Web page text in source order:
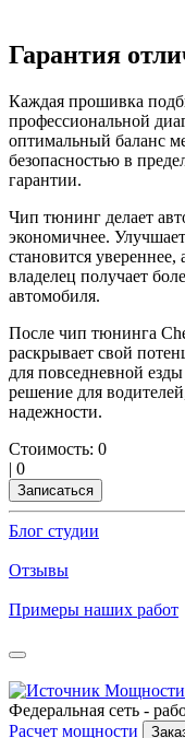
Гарантия
Каждая прошивка
профессиональной
оптимальный баланс
безопасностью в
гарантии.
Чип тюнинг делает
экономичнее.
становится
владелец получает
автомобиля.
После чип тюнинга
раскрывает свой
для повседневной
решение для
надежности.
Стоимость: 0
| 0
Записаться
Блог студии
Отзывы
Примеры наших работ
Федеральная сеть -
Расчет мощности